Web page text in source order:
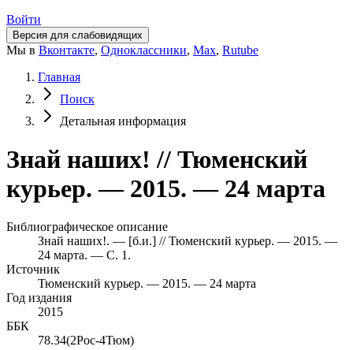
Войти
Версия для слабовидящих
Мы в Вконтакте, Одноклассники, Max, Rutube
Главная
Поиск
Детальная информация
Знай наших! // Тюменский
курьер. — 2015. — 24 марта
Библиографическое описание
Знай наших!. — [б.и.] // Тюменский курьер. — 2015. —
24 марта. — С. 1.
Источник
Тюменский курьер. — 2015. — 24 марта
Год издания
2015
ББК
78.34(2Рос-4Тюм)